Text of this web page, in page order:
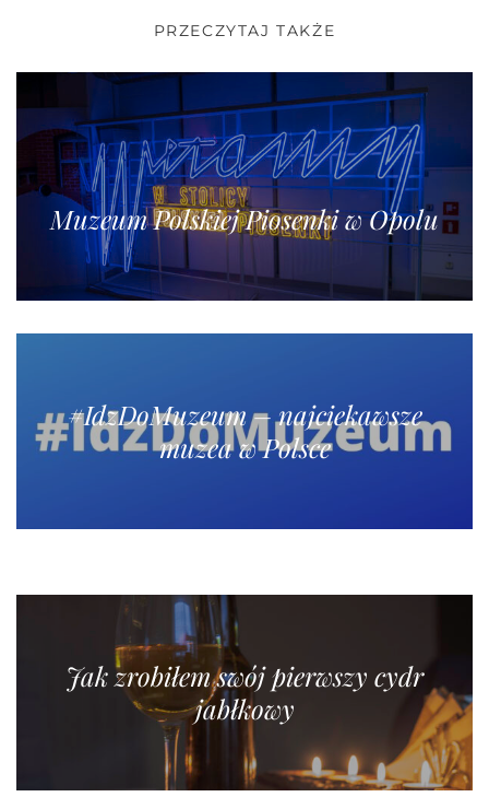
PRZECZYTAJ TAKŻE
Muzeum Polskiej Piosenki w Opolu
#IdzDoMuzeum – najciekawsze
muzea w Polsce
Jak zrobiłem swój pierwszy cydr
jabłkowy